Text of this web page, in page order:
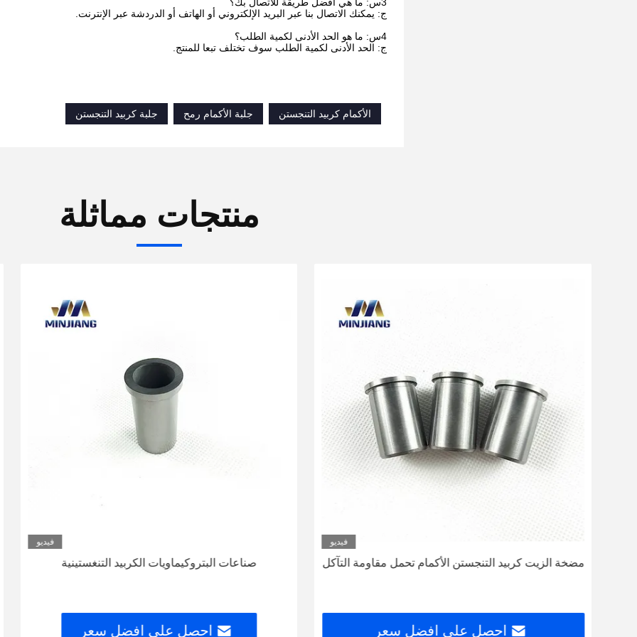
ج: يمكنك الاتصال بنا عبر البريد الإلكتروني أو الهاتف أو الدردشة عبر الإنترنت.
4س: ما هو الحد الأدنى لكمية الطلب؟
ج: الحد الأدنى لكمية الطلب سوف تختلف تبعا للمنتج.
الأكمام كربيد التنجستن
جلبة الأكمام رمح جلبة كربيد التنجستن
منتجات مماثلة
فيديو
مضخة الزيت كربيد التنجستن الأكمام تحمل مقاومة التآكل
احصل على افضل سعر
فيديو
صناعات البتروكيماويات الكربيد التنغستينية
احصل على افضل سعر